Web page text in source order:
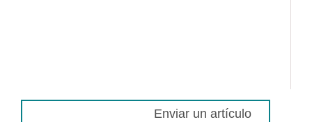
Enviar un artículo